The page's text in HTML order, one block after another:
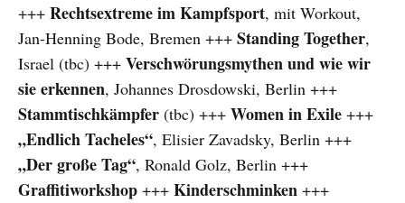
+++ Rechtsextreme im Kampfsport, mit Workout,
Jan-Henning Bode, Bremen +++ Standing Together,
Israel (tbc) +++ Verschwörungsmythen und wie wir
sie erkennen, Johannes Drosdowski, Berlin +++
Stammtischkämpfer (tbc) +++ Women in Exile +++
„Endlich Tacheles“, Elisier Zavadsky, Berlin +++
„Der große Tag“, Ronald Golz, Berlin +++
Graffitiworkshop +++ Kinderschminken +++